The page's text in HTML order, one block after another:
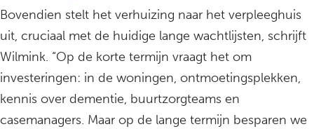
Bovendien stelt het verhuizing naar het verpleeghuis
uit, cruciaal met de huidige lange wachtlijsten, schrijft
Wilmink. “Op de korte termijn vraagt het om
investeringen: in de woningen, ontmoetingsplekken,
kennis over dementie, buurtzorgteams en
casemanagers. Maar op de lange termijn besparen we